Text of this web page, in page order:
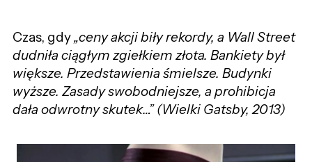
Czas, gdy„ceny akcji biły rekordy, a Wall Street
dudniła ciągłym zgiełkiem złota. Bankiety był
większe. Przedstawienia śmielsze. Budynki
wyższe. Zasady swobodniejsze, a prohibicja
dała odwrotny skutek…”(Wielki Gatsby, 2013)